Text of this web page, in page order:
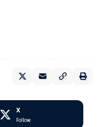
X
Follow